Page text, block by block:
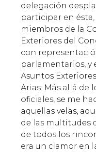
delegación
participar en
miembros de la
Exteriores del
con
parlamentarios, y
Asuntos
Arias. Más allá de
oficiales, se me
aquellas velas,
de las multitudes
de todos los
era un clamor en